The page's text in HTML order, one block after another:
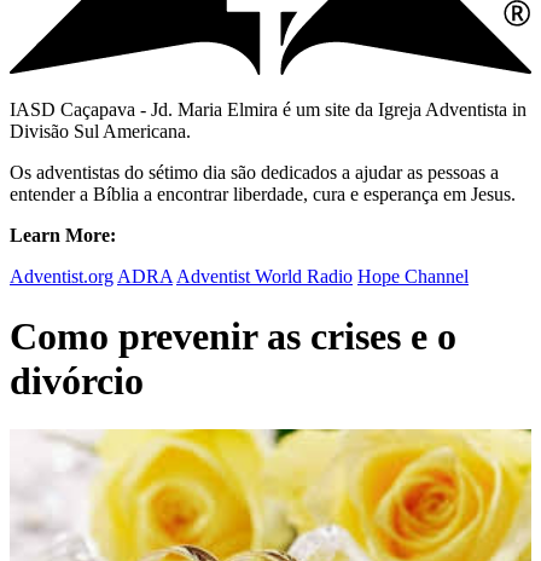
IASD Caçapava - Jd. Maria Elmira é um site da Igreja Adventista in
Divisão Sul Americana.
Os adventistas do sétimo dia são dedicados a ajudar as pessoas a
entender a Bíblia a encontrar liberdade, cura e esperança em Jesus.
Learn More:
Adventist.org ADRA Adventist World Radio Hope Channel
Como prevenir as crises e o
divórcio